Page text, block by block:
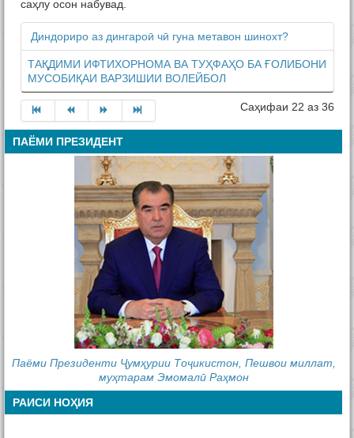
саҳлу осон набувад.
Диндориро аз дингароӣ чӣ гуна метавон шинохт?
ТАҚДИМИ ИФТИХОРНОМА ВА ТУҲФАҲО БА ҒОЛИБОНИ
МУСОБИҚАИ ВАРЗИШИИ ВОЛЕЙБОЛ
Саҳифаи 22 аз 36
ПАЁМИ ПРЕЗИДЕНТ
Паёми Президенти Ҷумҳурии Тоҷикистон, Пешвои миллат,
муҳтарам Эмомалӣ Раҳмон
РАИСИ НОҲИЯ